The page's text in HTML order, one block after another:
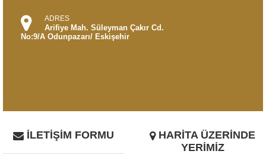
ADRES
Arifiye Mah. Süleyman Çakır Cd.
No:9/A Odunpazarı/ Eskişehir
İLETİŞİM FORMU
HARİTA ÜZERİNDE
YERİMİZ